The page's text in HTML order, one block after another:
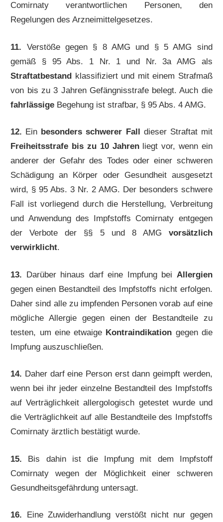
Comirnaty verantwortlichen Personen, den
Regelungen des Arzneimittelgesetzes.
11. Verstöße gegen § 8 AMG und § 5 AMG sind
gemäß § 95 Abs. 1 Nr. 1 und Nr. 3a AMG als
Straftatbestand klassifiziert und mit einem Strafmaß
von bis zu 3 Jahren Gefängnisstrafe belegt. Auch die
fahrlässige Begehung ist strafbar, § 95 Abs. 4 AMG.
12. Ein besonders schwerer Fall
dieser Straftat mit
Freiheitsstrafe bis zu 10 Jahrenliegt vor, wenn ein
anderer der Gefahr des Todes oder einer schweren
Schädigung an Körper oder Gesundheit ausgesetzt
wird, § 95 Abs. 3 Nr. 2 AMG. Der besonders schwere
Fall ist vorliegend durch die Herstellung, Verbreitung
und Anwendung des Impfstoffs Comirnaty entgegen
der Verbote der §§ 5 und 8 AMG vorsätzlich
verwirklicht.
13. Darüber hinaus darf eine Impfung bei Allergien
gegen einen Bestandteil des Impfstoffs nicht erfolgen.
Daher sind alle zu impfenden Personen vorab auf eine
mögliche Allergie gegen einen der Bestandteile zu
testen, um eine etwaige Kontraindikation gegen die
Impfung auszuschließen.
14. Daher darf eine Person erst dann geimpft werden,
wenn bei ihr jeder einzelne Bestandteil des Impfstoffs
auf Verträglichkeit allergologisch getestet wurde und
die Verträglichkeit auf alle Bestandteile des Impfstoffs
Comirnaty ärztlich bestätigt wurde.
15. Bis dahin ist die Impfung mit dem Impfstoff
Comirnaty wegen der Möglichkeit einer schweren
Gesundheitsgefährdung untersagt.
16. Eine Zuwiderhandlung verstößt nicht nur gegen